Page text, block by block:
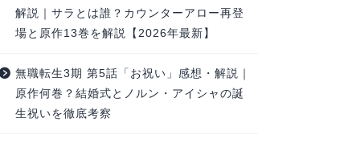
解説｜サラとは誰？カウンターアロー再登
場と原作13巻を解説【2026年最新】
無職転生3期 第5話「お祝い」感想・解説｜
原作何巻？結婚式とノルン・アイシャの誕
生祝いを徹底考察